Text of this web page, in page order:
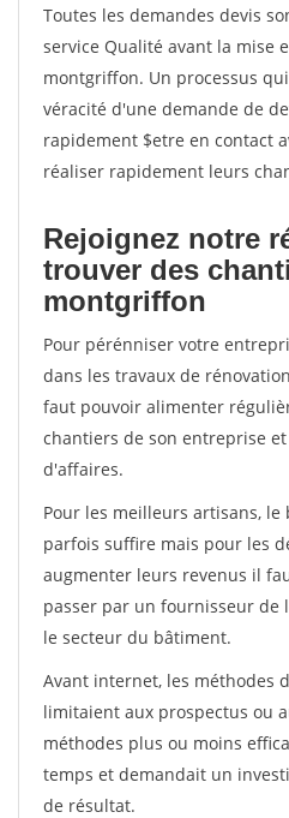
Toutes les demandes devis
service Qualité avant la mise
montgriffon. Un processus
véracité d'une demande de
rapidement $etre en contact
réaliser rapidement leurs
Rejoignez notre
trouver des
montgriffon
Pour pérénniser votre
dans les travaux de
faut pouvoir alimenter
chantiers de son entreprise
d'affaires.
Pour les meilleurs artisans,
parfois suffire mais pour les
augmenter leurs revenus il
passer par un fournisseur de
le secteur du bâtiment.
Avant internet, les méthodes
limitaient aux prospectus ou
méthodes plus ou moins
temps et demandait un
de résultat.